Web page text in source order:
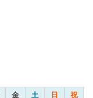
金 土 日 祝